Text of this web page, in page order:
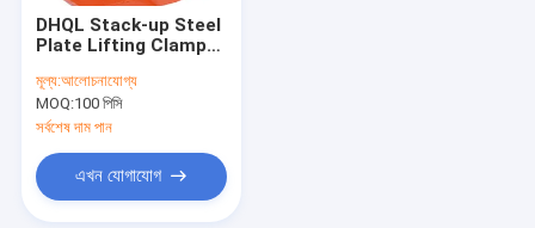
DHQL Stack-up Steel
Plate Lifting Clamp
Structure Easy to
Use
মূল্য:আলোচনাযোগ্য
MOQ:100 পিসি
সর্বশেষ দাম পান
এখন যোগাযোগ